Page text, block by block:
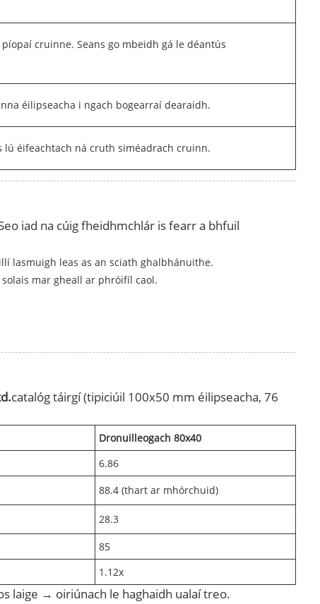
cruinne. Seans go mbeidh gá le déantús
éilipseacha i ngach bogearraí dearaidh.
éifeachtach ná cruth siméadrach cruinn.
iad na cúig fheidhmchlár is fearr a bhfuil
lasmuigh leas as an sciath ghalbhánuithe.
mar gheall ar phróifíl caol.
catalóg táirgí (tipiciúil 100x50 mm éilipseacha, 76
Dronuilleogach 80x40
6.86
88.4 (thart ar mhórchuid)
28.3
85
1.12x
laige → oiriúnach le haghaidh ualaí treo.